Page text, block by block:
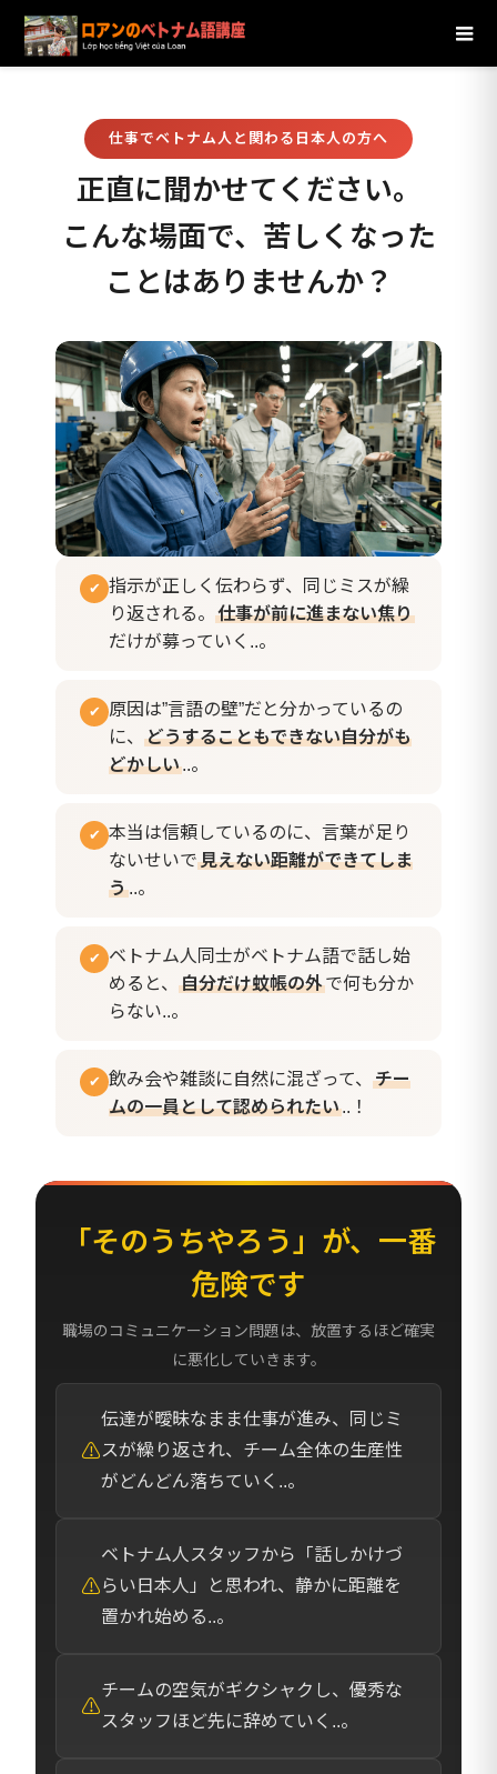
ブログ 目的別おすすめ理由
日本人の方へ｜ロアンのベトナム語講座がおすすめの理由
仕事でベトナム人と関わる日本人の方へ
正直に聞かせてください。
こんな場面で、苦しくなった
ことはありませんか？
✔ 指示が正しく伝わらず、同じミスが繰
り返される。
仕事が前に進まない焦り
だけが募っていく..。
✔ 原因は”言語の壁”だと分かっているの
に、
どうすることもできない自分がも
どかしい..。
✔ 本当は信頼しているのに、言葉が足り
ないせいで見えない距離ができてしま
う..。
✔ ベトナム人同士がベトナム語で話し始
めると、
自分だけ蚊帳の外で何も分か
らない..。
✔ 飲み会や雑談に自然に混ざって、
チー
ムの一員として認められたい..！
「そのうちやろう」が、一番
危険です
職場のコミュニケーション問題は、放置するほど確実
に悪化していきます。
⚠
伝達が曖昧なまま仕事が進み、同じミ
スが繰り返され、チーム全体の生産性
がどんどん落ちていく..。
⚠
ベトナム人スタッフから「話しかけづ
らい日本人」と思われ、静かに距離を
置かれ始める..。
⚠
チームの空気がギクシャクし、優秀な
スタッフほど先に辞めていく..。